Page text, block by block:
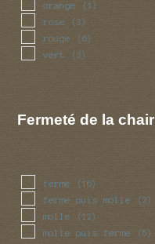
orange (1)
rose (3)
rouge (6)
vert (3)
Fermeté de la chair
ferme (16)
ferme puis molle (2)
molle (12)
molle puis ferme (5)